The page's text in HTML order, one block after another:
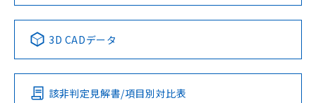
Pb Hg Cd Cr(VI)
O
Yes No No No
この製品の規格認証/適合状況ページへ
その他の認証はこちらのページからご検索ください
3D CADデータ
該非判定見解書/項目別対比表